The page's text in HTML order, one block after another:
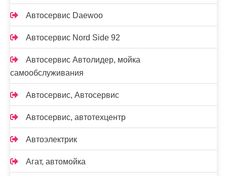
Автосервис Daewoo
Автосервис Nord Side 92
Автосервис Автолидер, мойка
самообслуживания
Автосервис, Автосервис
Автосервис, автотехцентр
Автоэлектрик
Агат, автомойка